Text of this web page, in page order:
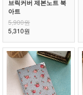
브릭커버 제본노트 북
아트
5,900원
5,310원